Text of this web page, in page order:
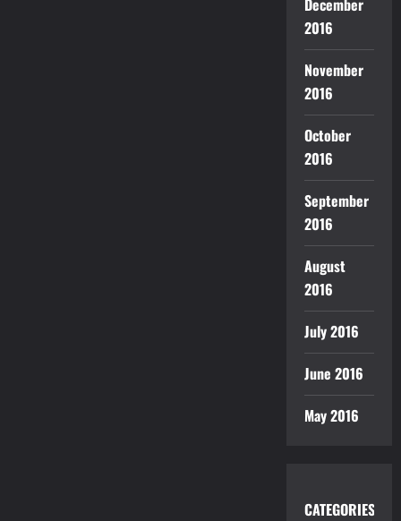
December
2016
November
2016
October
2016
September
2016
August
2016
July 2016
June 2016
May 2016
CATEGORIES